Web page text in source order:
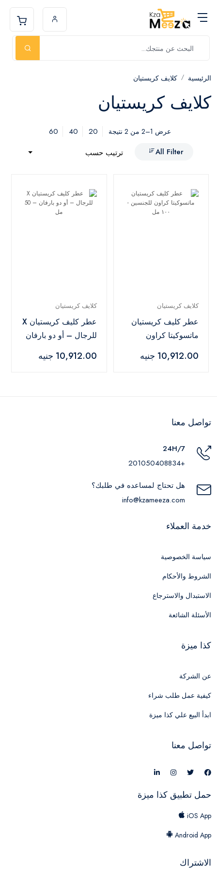
الرئيسية كلايف كريستيان
كلايف كريستيان
عرض 1–2 من 2 نتيجة 20
40
60
All Filter
ترتيب حسب
كلايف كريستيان
عطر كليف كريستيان
ماتسوكيتا كراون
10,912.00 جنيه
كلايف كريستيان
عطر كليف كريستيان X
للرجال – أو دو بارفان
10,912.00 جنيه
تواصل معنا
24H/7
+201050408834
هل تحتاج لمساعده في طلبك؟
info@kzameeza.com
خدمة العملاء
سياسة الخصوصية
الشروط والأحكام
الاستبدال والاسترجاع
الأسئلة الشائعة
كذا ميزة
عن الشركة
كيفية عمل طلب شراء
ابدأ البيع علي كذا ميزة
تواصل معنا
حمل تطبيق كذا ميزة
iOS App
Android App
الاشتراك